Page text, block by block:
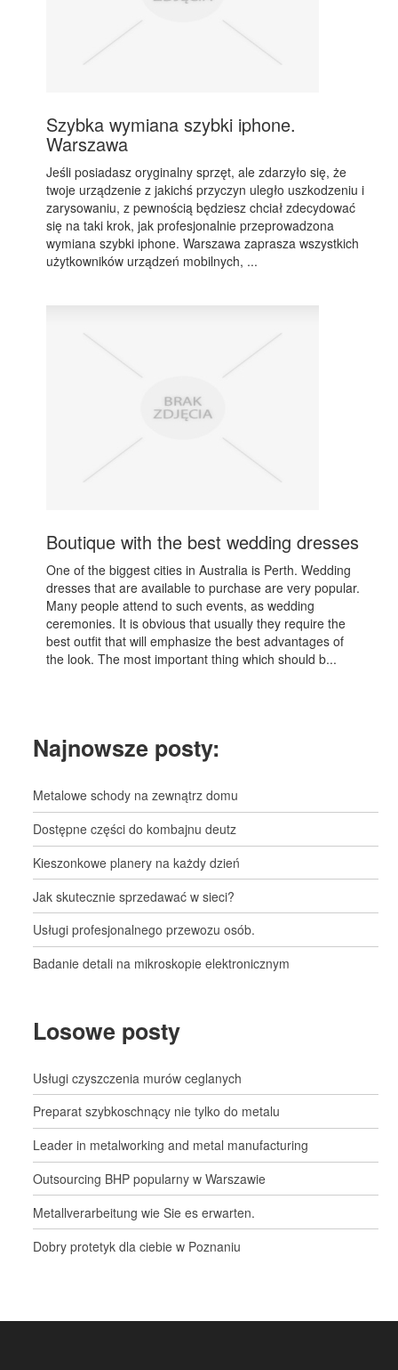
Szybka wymiana szybki iphone.
Warszawa
Jeśli posiadasz oryginalny sprzęt, ale zdarzyło się, że
twoje urządzenie z jakichś przyczyn uległo uszkodzeniu i
zarysowaniu, z pewnością będziesz chciał zdecydować
się na taki krok, jak profesjonalnie przeprowadzona
wymiana szybki iphone. Warszawa zaprasza wszystkich
użytkowników urządzeń mobilnych, ...
Boutique with the best wedding dresses
One of the biggest cities in Australia is Perth. Wedding
dresses that are available to purchase are very popular.
Many people attend to such events, as wedding
ceremonies. It is obvious that usually they require the
best outfit that will emphasize the best advantages of
the look. The most important thing which should b...
Najnowsze posty:
Metalowe schody na zewnątrz domu
Dostępne części do kombajnu deutz
Kieszonkowe planery na każdy dzień
Jak skutecznie sprzedawać w sieci?
Usługi profesjonalnego przewozu osób.
Badanie detali na mikroskopie elektronicznym
Losowe posty
Usługi czyszczenia murów ceglanych
Preparat szybkoschnący nie tylko do metalu
Leader in metalworking and metal manufacturing
Outsourcing BHP popularny w Warszawie
Metallverarbeitung wie Sie es erwarten.
Dobry protetyk dla ciebie w Poznaniu